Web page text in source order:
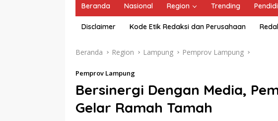
Beranda Nasional Region Trending
Disclaimer Kode Etik Redaksi dan Perusahaan
Beranda Region Lampung Pemprov Lampung
Pemprov Lampung
Bersinergi Dengan Media,
Gelar Ramah Tamah